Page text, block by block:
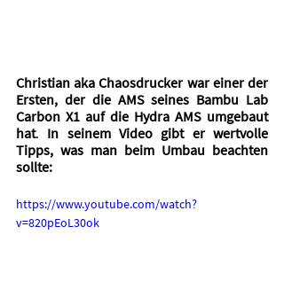
Christian aka Chaosdrucker war einer der
Ersten, der die AMS seines Bambu Lab
Carbon X1 auf die Hydra AMS umgebaut
hat. In seinem Video gibt er wertvolle
Tipps, was man beim Umbau beachten
sollte:
https://www.youtube.com/watch?
v=820pEoL30ok